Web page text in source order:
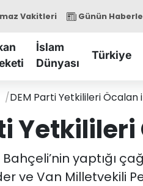
Vakitleri Günün
İslam
Dünyası
Türkiye
DEM Parti Yetkilileri Öcalan
yaptığı
ve Van Milletvekili